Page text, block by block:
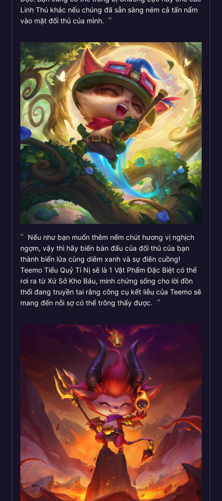
Linh Thú khác nếu chúng đã sẵn sàng ném cả tấn nấm
vào mặt đối thủ của mình.
Nếu như bạn muốn thêm nếm chút hương vị nghịch
ngợm, vậy thì hãy biến bàn đấu của đối thủ của bạn
thành biển lửa cùng diêm xanh và sự điên cuồng!
Teemo Tiểu Quỷ Tí Nị sẽ là 1 Vật Phẩm Đặc Biệt có thể
rơi ra từ Xứ Sở Kho Báu, minh chứng sống cho lời đồn
thổi đang truyền tai rằng công cụ kết liễu của Teemo sẽ
mang đến nỗi sợ có thể trông thấy được.